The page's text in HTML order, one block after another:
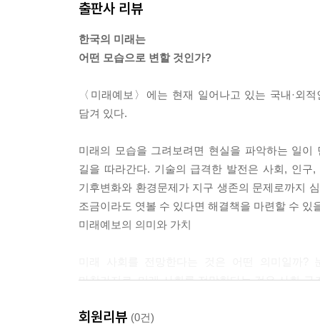
녹색 경제의 핵심은 그동안 인간이 자연의 탄소저
자연으로!”
--- p.181
국가인권위에 진정된 차별행위는 해마다 꾸준하
법이 있긴 하지만 인정률이 극히 낮아 실효성이
지 않았다고 판단하여 조사나 판결을 진행하지 않
--- p.240
출판사 리뷰
한국의 미래는
어떤 모습으로 변할 것인가?
〈미래예보〉에는 현재 일어나고 있는 국내·외
담겨 있다.
미래의 모습을 그려보려면 현실을 파악하는 일
길을 따라간다. 기술의 급격한 발전은 사회, 인
기후변화와 환경문제가 지구 생존의 문제로까지
조금이라도 엿볼 수 있다면 해결책을 마련할 수
미래예보의 의미와 가치
마찬가지로, 미래 사회를 전망한다는 것은 사회
구조의 변화, 인구구조와 노동시장의 변화, 환경
회원리뷰 (0건)